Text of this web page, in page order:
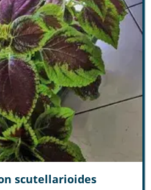
scutellarioides